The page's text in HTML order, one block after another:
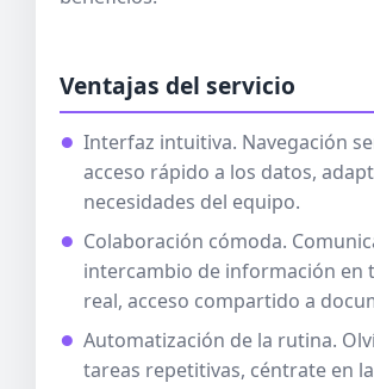
Ventajas del servicio
Interfaz intuitiva. Navegación
acceso rápido a los datos,
necesidades del equipo.
Colaboración cómoda.
intercambio de información en
real, acceso compartido a
Automatización de la rutina.
tareas repetitivas, céntrate en